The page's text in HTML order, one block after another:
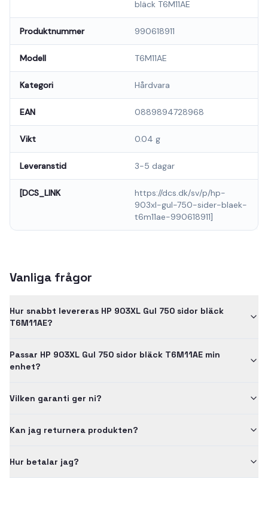
bläck T6M11AE
Produktnummer 990618911
Modell T6M11AE
Kategori Hårdvara
EAN 0889894728968
Vikt 0.04 g
Leveranstid 3-5 dagar
[DCS_LINK
https://dcs.dk/sv/p/hp-
903xl-gul-750-sider-blaek-
t6m11ae-990618911]
Vanliga frågor
Hur snabbt levereras HP 903XL Gul 750 sidor bläck
T6M11AE?
Passar HP 903XL Gul 750 sidor bläck T6M11AE min
enhet?
Vilken garanti ger ni?
Kan jag returnera produkten?
Hur betalar jag?